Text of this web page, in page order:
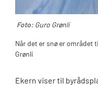
Foto: Guro Grønli
Når det er snø er området
Grønli
Ekern viser til